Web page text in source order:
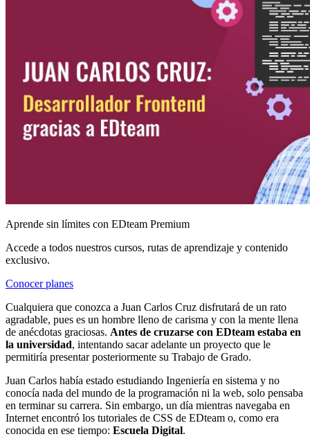
Aprende sin límites con EDteam Premium
Accede a todos nuestros cursos, rutas de aprendizaje y contenido
exclusivo.
Conocer planes
Cualquiera que conozca a Juan Carlos Cruz disfrutará de un rato
agradable, pues es un hombre lleno de carisma y con la mente llena
de anécdotas graciosas. Antes de cruzarse con EDteam estaba en
la universidad, intentando sacar adelante un proyecto que le
permitiría presentar posteriormente su Trabajo de Grado.
Juan Carlos había estado estudiando Ingeniería en sistema y no
conocía nada del mundo de la programación ni la web, solo pensaba
en terminar su carrera. Sin embargo, un día mientras navegaba en
Internet encontró los tutoriales de CSS de EDteam o, como era
conocida en ese tiempo: Escuela Digital.